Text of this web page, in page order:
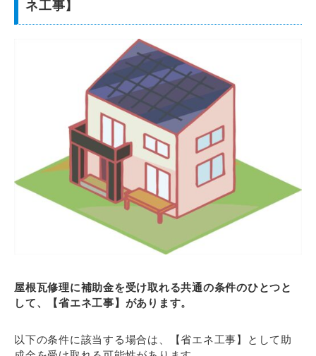
ネ工事】
屋根瓦修理に補助金を受け取れる共通の条件のひとつと
して、【省エネ工事】があります。
以下の条件に該当する場合は、【省エネ工事】として助